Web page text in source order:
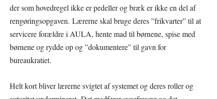
der som hovedregel ikke er pedeller og bræk er ikke en del af
rengøringsopgaven. Lærerne skal bruge deres ”frikvarter” til at
servicere forældre i AULA, hente mad til børnene, spise med
børnene og rydde op og ”dokumentere” til gavn for
bureaukratiet.
Helt kort bliver lærerne svigtet af systemet og deres roller og